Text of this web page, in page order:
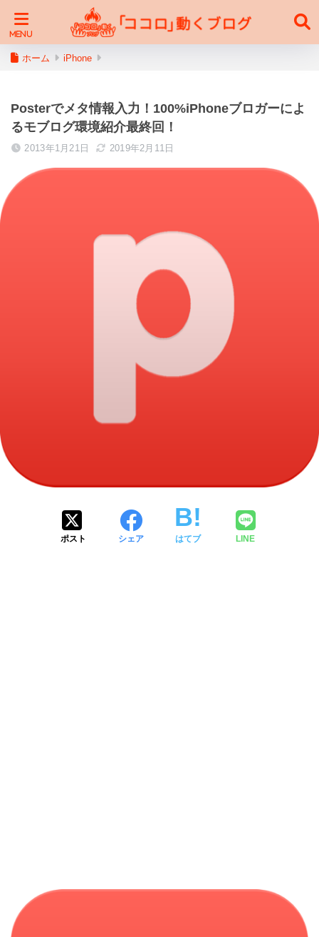
ホーム iPhone
Posterでメタ情報入力！100%iPhoneブロガーによ
るモブログ環境紹介最終回！
2013年1月21日 2019年2月11日
ポスト シェア はてブ LINE